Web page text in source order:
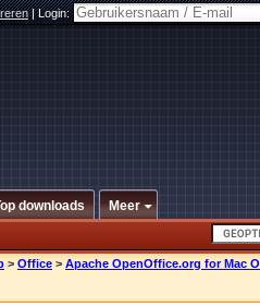
|Login:
downloads Meer
> Office > Apache OpenOffice.org for Mac